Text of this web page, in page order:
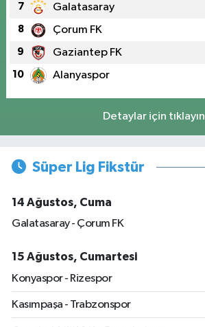
7 Galatasaray
8 Çorum FK
9 Gaziantep FK
10 Alanyaspor
Detaylar için tıklayın
Süper Lig Fikstür
14 Ağustos, Cuma
Galatasaray - Çorum FK
15 Ağustos, Cumartesi
Konyaspor - Rizespor
Kasımpaşa - Trabzonspor